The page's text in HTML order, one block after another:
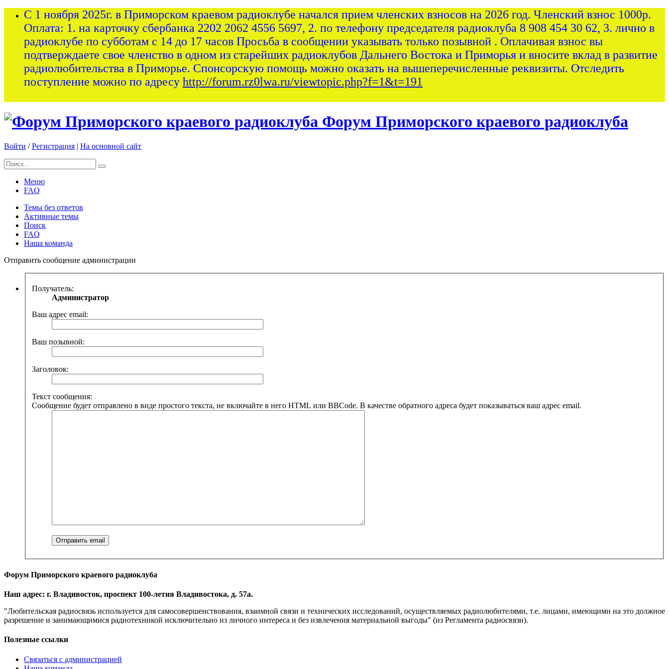
С 1 ноября 2025г. в Приморском краевом радиоклубе начался прием членских взносов на 2026 год. Членский взнос 1000р.
Оплата: 1. на карточку сбербанка 2202 2062 4556 5697, 2. по телефону председателя радиоклуба 8 908 454 30 62, 3. лично в
радиоклубе по субботам с 14 до 17 часов Просьба в сообщении указывать только позывной . Оплачивая взнос вы
подтверждаете свое членство в одном из старейших радиоклубов Дальнего Востока и Приморья и вносите вклад в развитие
радиолюбительства в Приморье. Спонсорскую помощь можно оказать на вышеперечисленные реквизиты. Отследить
поступление можно по адресу http://forum.rz0lwa.ru/viewtopic.php?f=1&t=191
Форум Приморского краевого радиоклуба
Войти /Регистрация | На основной сайт
Меню
FAQ
Темы без ответов
Активные темы
Поиск
FAQ
Наша команда
Отправить сообщение администрации
Получатель:
Администратор
Ваш адрес email:
Ваш позывной:
Заголовок:
Текст сообщения:
Сообщение будет отправлено в виде простого текста, не включайте в него HTML или BBCode. В качестве обратного адреса будет показываться ваш адрес email.
Форум Приморского краевого радиоклуба
Наш адрес: г. Владивосток, проспект 100-летия Владивостока, д. 57а.
"Любительская радиосвязь используется для самосовершенствования, взаимной связи и технических исследований, осуществляемых радиолюбителями, т.е. лицами, имеющими на это должное
разрешение и занимающимися радиотехникой исключительно из личного интереса и без извлечения материальной выгоды" (из Регламента радиосвязи).
Полезные ссылки
Связаться с администрацией